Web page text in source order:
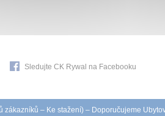
Sledujte CK Rywal na Facebooku
zákazníků – Ke stažení) – Doporučujeme